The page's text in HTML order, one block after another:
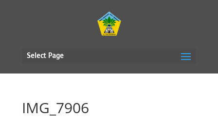
Select Page
IMG_7906